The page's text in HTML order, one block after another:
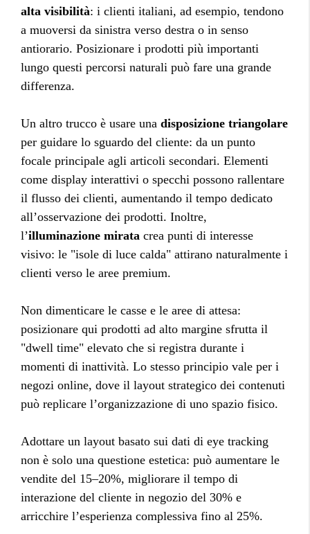
alta visibilità: i clienti italiani, ad esempio, tendono
a muoversi da sinistra verso destra o in senso
antiorario. Posizionare i prodotti più importanti
lungo questi percorsi naturali può fare una grande
differenza.
Un altro trucco è usare una disposizione triangolare
per guidare lo sguardo del cliente: da un punto
focale principale agli articoli secondari. Elementi
come display interattivi o specchi possono rallentare
il flusso dei clienti, aumentando il tempo dedicato
all’osservazione dei prodotti. Inoltre,
l’illuminazione mirata crea punti di interesse
visivo: le "isole di luce calda" attirano naturalmente i
clienti verso le aree premium.
Non dimenticare le casse e le aree di attesa:
posizionare qui prodotti ad alto margine sfrutta il
"dwell time" elevato che si registra durante i
momenti di inattività. Lo stesso principio vale per i
negozi online, dove il layout strategico dei contenuti
può replicare l’organizzazione di uno spazio fisico.
Adottare un layout basato sui dati di eye tracking
non è solo una questione estetica: può aumentare le
vendite del 15–20%, migliorare il tempo di
interazione del cliente in negozio del 30% e
arricchire l’esperienza complessiva fino al 25%.